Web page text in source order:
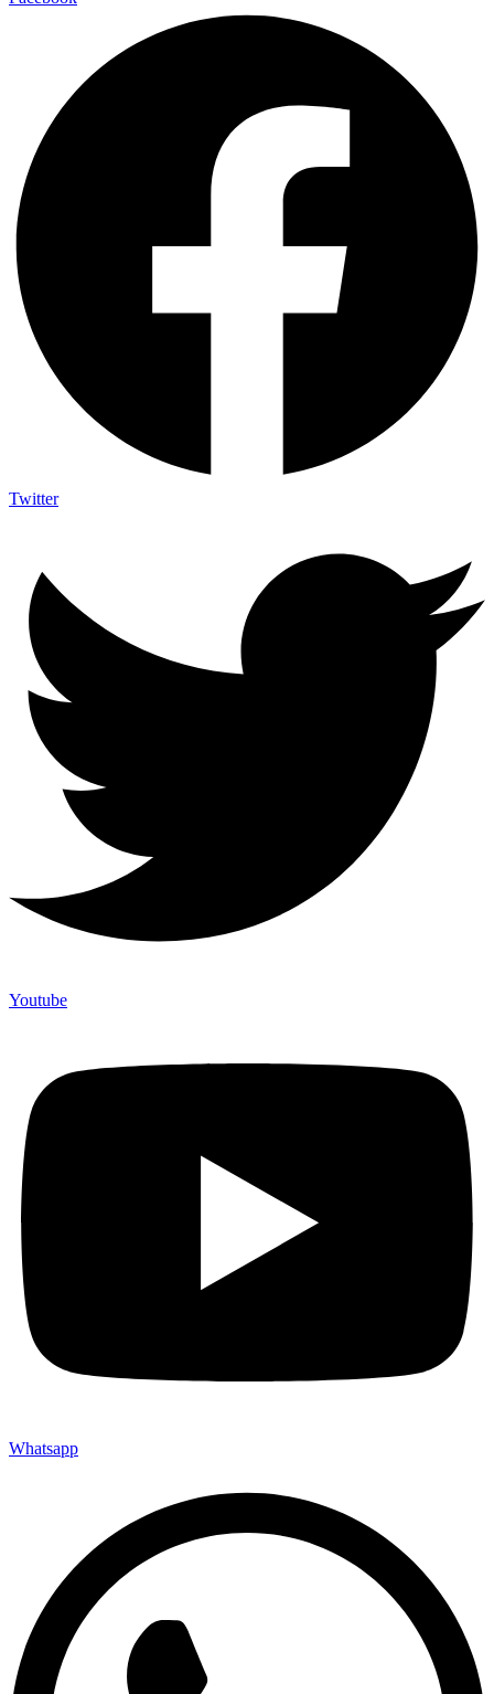
Twitter
Youtube
Whatsapp